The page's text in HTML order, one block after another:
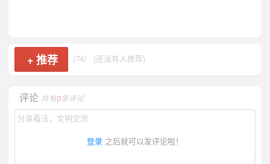
+推荐 (74) (还没有人推荐)
评论 共有0条评论
登录 之后就可以发评论啦！